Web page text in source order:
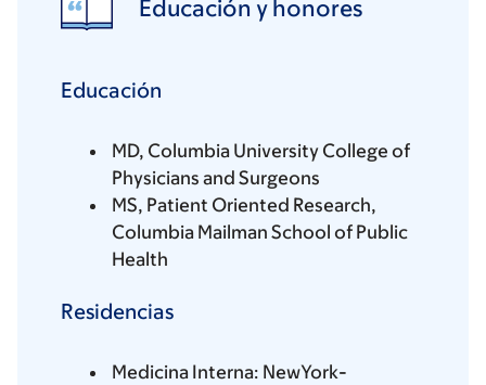
Educación y honores
Educación
MD, Columbia University College of
Physicians and Surgeons
MS, Patient Oriented Research,
Columbia Mailman School of Public
Health
Residencias
Medicina Interna: NewYork-